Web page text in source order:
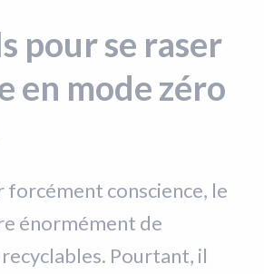
pour se raser
en mode zéro
forcément conscience, le
énormément de
Pourtant, il